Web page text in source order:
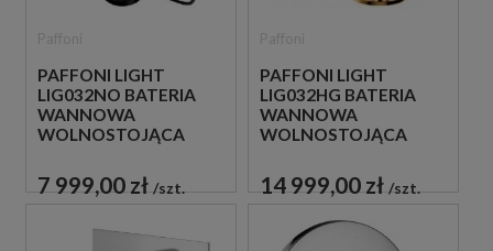
PAFFONI LIGHT
LIG032NO BATERIA
WANNOWA
WOLNOSTOJĄCA
7 999,00 zł szt.
PAFFONI LIGHT
LIG032HG BATERIA
WANNOWA
WOLNOSTOJĄCA
14 999,00 zł szt.